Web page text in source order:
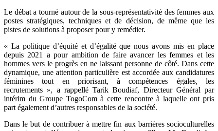
Le débat a tourné autour de la sous-représentativité des femmes aux
postes stratégiques, techniques et de décision, de même que les
pistes de solutions à proposer pour y remédier.
« La politique d’équité et d’égalité que nous avons mis en place
depuis 2021 a pour ambition de faire avancer les femmes et les
hommes vers le progrès en ne laissant personne de côté. Dans cette
dynamique, une attention particulière est accordée aux candidatures
féminines tout en priorisant, à compétences égales, les
recrutements », a rappellé Tarik Boudiaf, Directeur Général par
intérim du Groupe TogoCom à cette rencontre à laquelle ont pris
part également d’autres responsables de la société.
Dans le but de contribuer à mettre fin aux barrières socioculturelles